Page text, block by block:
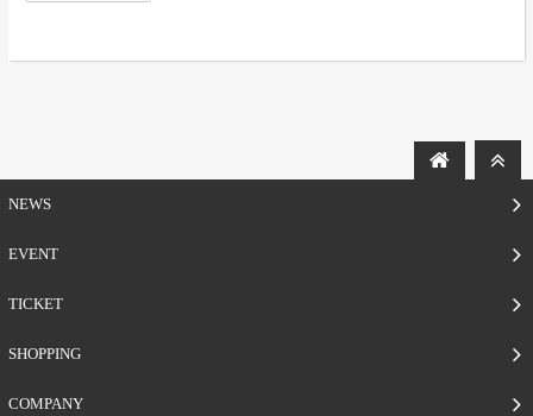
NEWS
EVENT
TICKET
SHOPPING
COMPANY